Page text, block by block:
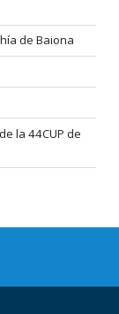
de Baiona
la 44CUP de